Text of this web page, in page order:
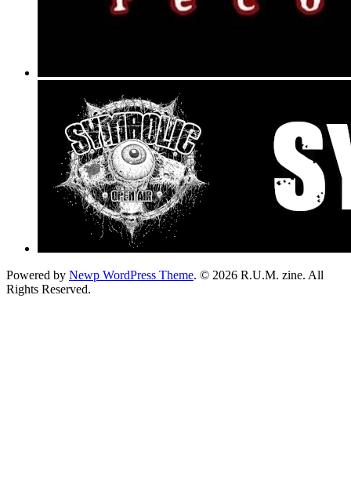
Powered by Newp WordPress Theme. © 2026 R.U.M. zine. All
Rights Reserved.